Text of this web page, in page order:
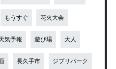
もうすぐ 花火大会
気予報 遊び場 大人
長久手市 ジブリパーク